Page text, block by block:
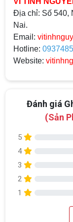
Địa chỉ: Số 540,
Nai.
Email:
Hotline:
Website:
Đánh giá
(Sản
5
4
3
2
1